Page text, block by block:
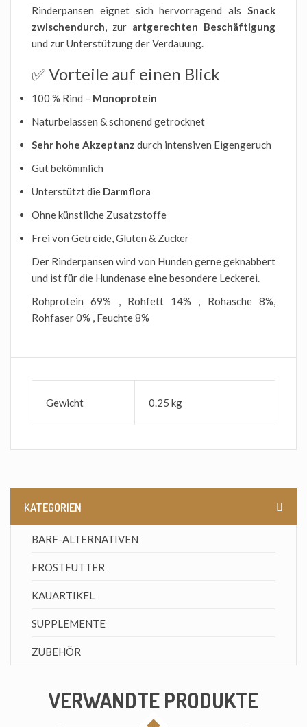
Rinderpansen eignet sich hervorragend als Snack
zwischendurch, zur artgerechten Beschäftigung
und zur Unterstützung der Verdauung.
✅ Vorteile auf einen Blick
100 % Rind – Monoprotein
Naturbelassen & schonend getrocknet
Sehr hohe Akzeptanz durch intensiven Eigengeruch
Gut bekömmlich
Unterstützt die Darmflora
Ohne künstliche Zusatzstoffe
Frei von Getreide, Gluten & Zucker
Der Rinderpansen wird von Hunden gerne geknabbert
und ist für die Hundenase eine besondere Leckerei.
Rohprotein 69% , Rohfett 14% , Rohasche 8%,
Rohfaser 0% , Feuchte 8%
Gewicht 0.25 kg
KATEGORIEN
BARF-ALTERNATIVEN
FROSTFUTTER
KAUARTIKEL
SUPPLEMENTE
ZUBEHÖR
VERWANDTE PRODUKTE